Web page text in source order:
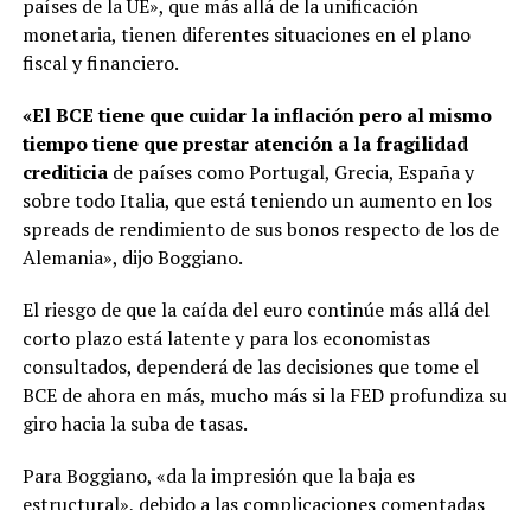
países de la UE», que más allá de la unificación
monetaria, tienen diferentes situaciones en el plano
fiscal y financiero.
«El BCE tiene que cuidar la inflación pero al mismo
tiempo tiene que prestar atención a la fragilidad
crediticiade países como Portugal, Grecia, España y
sobre todo Italia, que está teniendo un aumento en los
spreads de rendimiento de sus bonos respecto de los de
Alemania», dijo Boggiano.
El riesgo de que la caída del euro continúe más allá del
corto plazo está latente y para los economistas
consultados, dependerá de las decisiones que tome el
BCE de ahora en más, mucho más si la FED profundiza su
giro hacia la suba de tasas.
Para Boggiano, «da la impresión que la baja es
estructural», debido a las complicaciones comentadas